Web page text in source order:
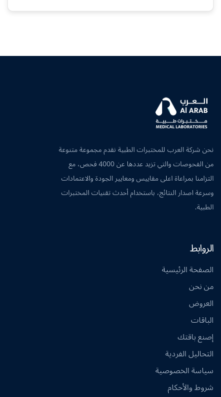
نحن شركة العرب للمختبرات الطبية نقدم مجموعة متنوعة
من الفحوصات والتي تزيد عددها عن 4000 فحص، مع
التزامنا بمراعاة اعلى مقاييس ومعايير الجودة والاعتمادات
وسرعة اصدار النتائج، باستخدام أحدث تقنيات المختبرات
الطبية.
الروابط
الصفحة الرئيسية
من نحن
العروض
الباقات
إصنع باقتك
التحاليل الفردية
سياسة الخصوصية
شروط والأحكام